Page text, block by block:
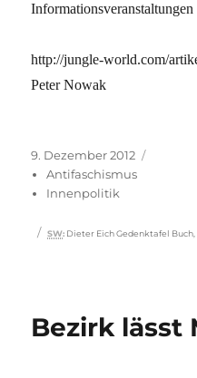
Informationsveranstaltungen
http://jungle-world.com/
Peter Nowak
Veröffentlicht
am
9. Dezember 2012
Antifaschismus
Innenpolitik
Schlagwörter
SW: Dieter Eich Gedenktafel Buch,
Bezirk lässt